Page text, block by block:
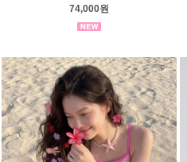
74,000원